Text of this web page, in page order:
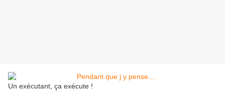
Un exécutant, ça exécute !